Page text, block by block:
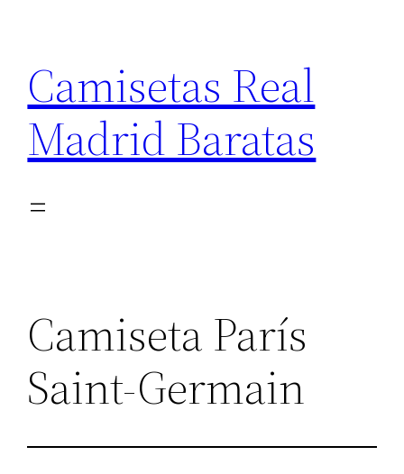
contenido
Camisetas Real
Madrid Baratas
Camiseta París
Saint-Germain